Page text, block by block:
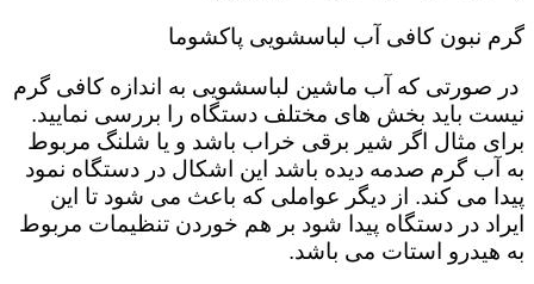
گرم نبون کافی آب لباسشویی پاکشوما
در صورتی که آب ماشین لباسشویی به اندازه کافی گرم
نیست باید بخش های مختلف دستگاه را بررسی نمایید.
برای مثال اگر شیر برقی خراب باشد و یا شلنگ مربوط
به آب گرم صدمه دیده باشد این اشکال در دستگاه نمود
پیدا می کند. از دیگر عواملی که باعث می شود تا این
ایراد در دستگاه پیدا شود بر هم خوردن تنظیمات مربوط
به هیدرو استات می باشد.